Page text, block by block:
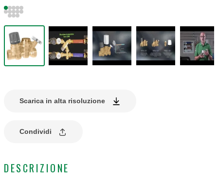
Scarica in alta risoluzione
Condividi
DESCRIZIONE